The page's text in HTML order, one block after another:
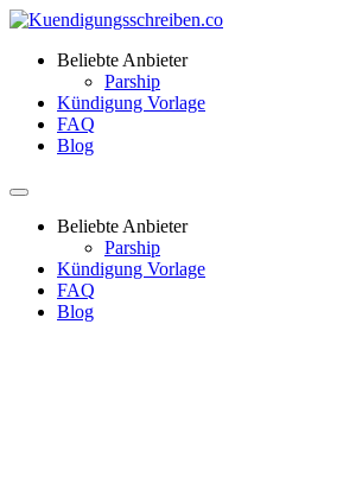
Beliebte Anbieter
Parship
Kündigung Vorlage
FAQ
Blog
Beliebte Anbieter
Parship
Kündigung Vorlage
FAQ
Blog